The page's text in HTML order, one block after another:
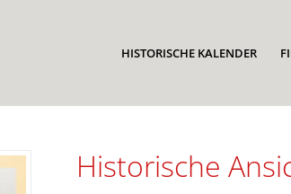
HISTORISCHE KALENDER
Historische